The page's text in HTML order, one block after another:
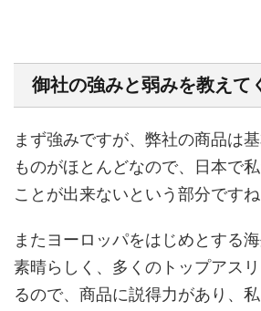
御社の強みと弱みを教えて
まず強みですが、弊社の商品は
ものがほとんどなので、日本で
ことが出来ないという部分ですね
またヨーロッパをはじめとする
素晴らしく、多くのトップアス
るので、商品に説得力があり、